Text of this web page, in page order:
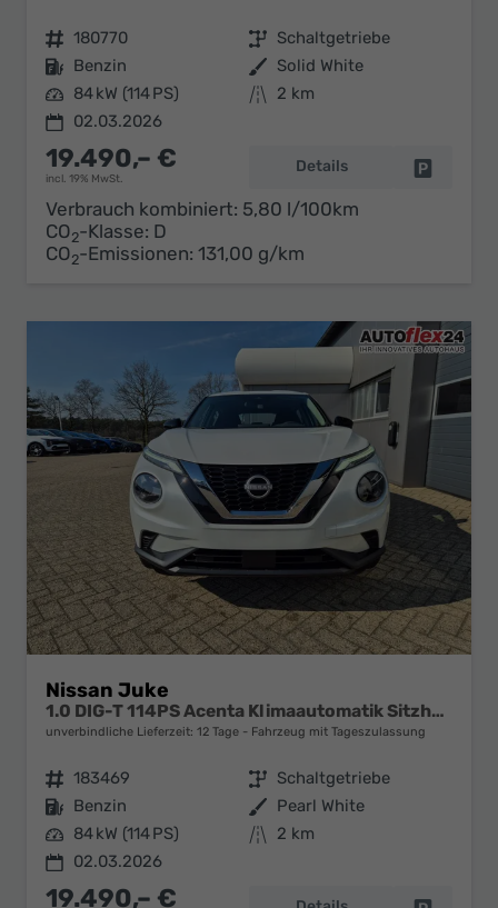
Fahrzeugnr. 180770 Getriebe Schaltgetriebe
Kraftstoff Benzin Außenfarbe Solid White
Leistung 84 kW (114 PS) Kilometerstand
2 km
02.03.2026
19.490,– €
incl. 19% MwSt.
Details
Verbrauch kombiniert: 5,80 l/100km
CO2-Klasse: D
CO2-Emissionen: 131,00 g/km
Nissan Juke
1.0 DIG-T 114PS Acenta Klimaautomatik Sitzheizung Rückf.Kamera Bluetooth Touchscreen wireless Apple CarPlay Android Auto
unverbindliche Lieferzeit: 12 Tage Fahrzeug mit Tageszulassung
Fahrzeugnr. 183469 Getriebe Schaltgetriebe
Kraftstoff Benzin Außenfarbe Pearl White
Leistung 84 kW (114 PS) Kilometerstand
2 km
02.03.2026
19.490,– €